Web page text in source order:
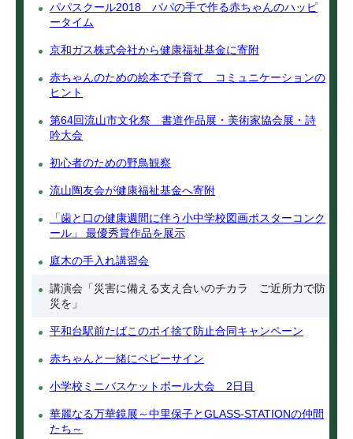
パパスクール2018 パパの手で作る赤ちゃんのハッピ
ータイム
京和ガス株式会社から健康福祉基金に寄附
赤ちゃんのための絵本で子育て コミュニケーションの
ヒント
第64回流山市文化祭 書道作品展・美術家協会展・詩
吟大会
初心者のための野鳥観察
流山陶友会が健康福祉基金へ寄附
「歯と口の健康週間に伴う小中学校図画ポスターコンク
ール」 最優秀賞作品を展示
庭木の手入れ講習会
講演会「災害に備える支え合いのチカラ ご近所力で防
災を」
平和台駅前たばこのポイ捨て防止合同キャンペーン
赤ちゃんと一緒にベビーサイン
小学校ミニバスケットボール大会 2日目
華麗なる万華鏡展～中里保子とGLASS-STATIONの仲間
たち～